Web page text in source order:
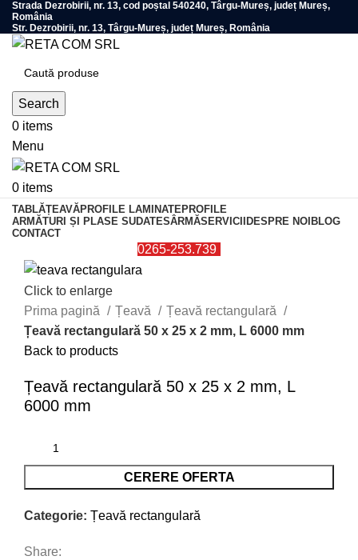
Strada Dezrobirii, nr. 13, cod poștal 540240, Târgu-Mureș, județ Mureș,
România
Str. Dezrobirii, nr. 13, Târgu-Mureș, județ Mureș, România
Search
0 items
Menu
0 items
TABLĂȚEAVĂPROFILE LAMINATEPROFILE
ARMĂTURI ȘI PLASE SUDATESÂRMĂSERVICIIDESPRE NOIBLOG
CONTACT
0265-253.739
Click to enlarge
Prima pagină
Țeavă
Țeavă rectangulară
Țeavă rectangulară 50 x 25 x 2 mm, L 6000 mm
Back to products
Țeavă rectangulară 50 x 25 x 2 mm, L
6000 mm
CERERE OFERTA
Categorie: Țeavă rectangulară
Share: